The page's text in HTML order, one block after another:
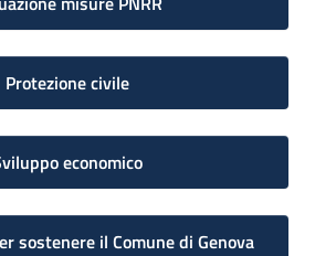
Protezione civile
economico
sostenere il Comune di Genova